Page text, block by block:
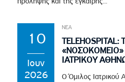
10
Ιουν
2026
ΝΕΑ
ΙΑΤΡΙΚΟΥ
Ο Όμιλος